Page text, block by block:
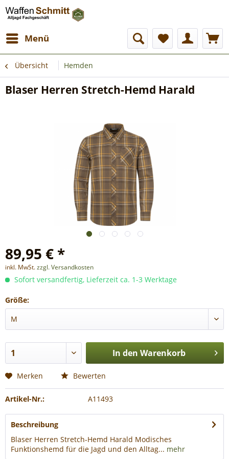
Menü
Übersicht Hemden
Blaser Herren Stretch-Hemd Harald
89,95 € *
inkl. MwSt.zzgl. Versandkosten
Sofort versandfertig, Lieferzeit ca. 1-3 Werktage
Größe:
In den Warenkorb
Merken Bewerten
Artikel-Nr.: A11493
Beschreibung
Blaser Herren Stretch-Hemd Harald Modisches
Funktionshemd für die Jagd und den Alltag... mehr